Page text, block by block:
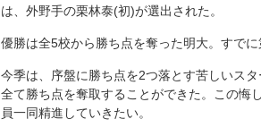
は、外野手の栗林泰(初)が選出された。
優勝は全5校から勝ち点を奪った明大。すでに
今季は、序盤に勝ち点を2つ落とす苦しいス
全て勝ち点を奪取することができた。この悔
員一同精進していきたい。